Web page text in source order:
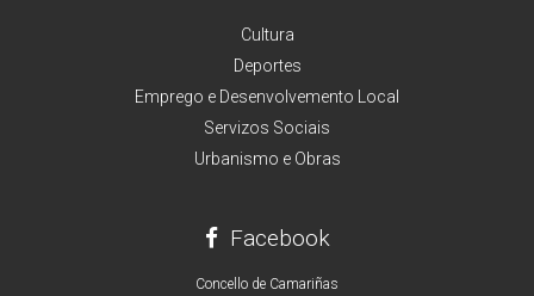
Cultura
Deportes
Emprego e Desenvolvemento Local
Servizos Sociais
Urbanismo e Obras
Facebook
Concello de Camariñas